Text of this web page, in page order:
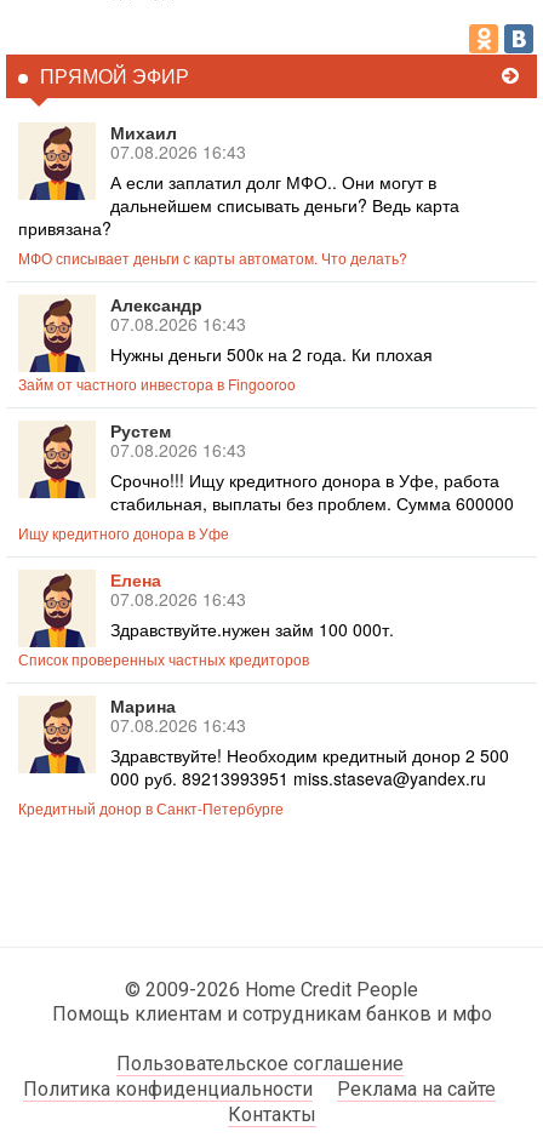
ПРЯМОЙ ЭФИР
Михаил
07.08.2026 16:43
А если заплатил долг МФО.. Они могут в
дальнейшем списывать деньги? Ведь карта
привязана?
МФО списывает деньги с карты автоматом. Что делать?
Александр
07.08.2026 16:43
Нужны деньги 500к на 2 года. Ки плохая
Займ от частного инвестора в Fingooroo
Рустем
07.08.2026 16:43
Срочно!!! Ищу кредитного донора в Уфе, работа
стабильная, выплаты без проблем. Сумма 600000
Ищу кредитного донора в Уфе
Елена
07.08.2026 16:43
Здравствуйте.нужен займ 100 000т.
Список проверенных частных кредиторов
Марина
07.08.2026 16:43
Здравствуйте! Необходим кредитный донор 2 500
000 руб. 89213993951 miss.staseva@yandex.ru
Кредитный донор в Санкт-Петербурге
© 2009-2026 Home Credit People
Помощь клиентам и сотрудникам банков и мфо
Пользовательское соглашение
Политика конфиденциальности
Реклама на сайте
Контакты